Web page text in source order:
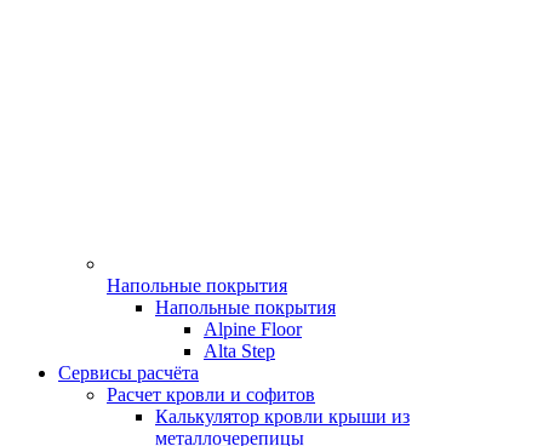
Напольные покрытия
Напольные покрытия
Alpine Floor
Alta Step
Сервисы расчёта
Расчет кровли и софитов
Калькулятор кровли крыши из
металлочерепицы